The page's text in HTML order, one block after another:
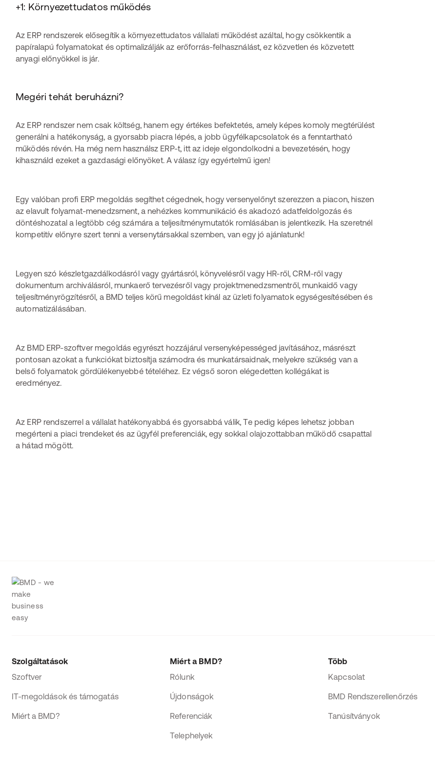
+1: Környezettudatos működés
Az ERP rendszerek elősegítik a környezettudatos vállalati működést azáltal, hogy csökkentik a
papíralapú folyamatokat és optimalizálják az erőforrás-felhasználást, ez közvetlen és közvetett
anyagi előnyökkel is jár.
Megéri tehát beruházni?
Az ERP rendszer nem csak költség, hanem egy értékes befektetés, amely képes komoly megtérülést
generálni a hatékonyság, a gyorsabb piacra lépés, a jobb ügyfélkapcsolatok és a fenntartható
működés révén. Ha még nem használsz ERP-t, itt az ideje elgondolkodni a bevezetésén, hogy
kihasználd ezeket a gazdasági előnyöket. A válasz így egyértelmű igen!
Egy valóban profi ERP megoldás segíthet cégednek, hogy versenyelőnyt szerezzen a piacon, hiszen
az elavult folyamat-menedzsment, a nehézkes kommunikáció és akadozó adatfeldolgozás és
döntéshozatal a legtöbb cég számára a teljesítménymutatók romlásában is jelentkezik. Ha szeretnél
kompetitív előnyre szert tenni a versenytársakkal szemben, van egy jó ajánlatunk!
Legyen szó készletgazdálkodásról vagy gyártásról, könyvelésről vagy HR-ről, CRM-ről vagy
dokumentum archiválásról, munkaerő tervezésről vagy projektmenedzsmentről, munkaidő vagy
teljesítményrögzítésről, a BMD teljes körű megoldást kínál az üzleti folyamatok egységesítésében és
automatizálásában.
Az BMD ERP-szoftver megoldás egyrészt hozzájárul versenyképességed javításához, másrészt
pontosan azokat a funkciókat biztosítja számodra és munkatársaidnak, melyekre szükség van a
belső folyamatok gördülékenyebbé tételéhez. Ez végső soron elégedetten kollégákat is
eredményez.
Az ERP rendszerrel a vállalat hatékonyabbá és gyorsabbá válik, Te pedig képes lehetsz jobban
megérteni a piaci trendeket és az ügyfél preferenciák, egy sokkal olajozottabban működő csapattal
a hátad mögött.
Szolgáltatások
Szoftver
IT-megoldások és támogatás
Miért a BMD?
Miért a BMD?
Rólunk
Újdonságok
Referenciák
Telephelyek
Több
Kapcsolat
BMD Rendszerellenőrzés
Tanúsítványok